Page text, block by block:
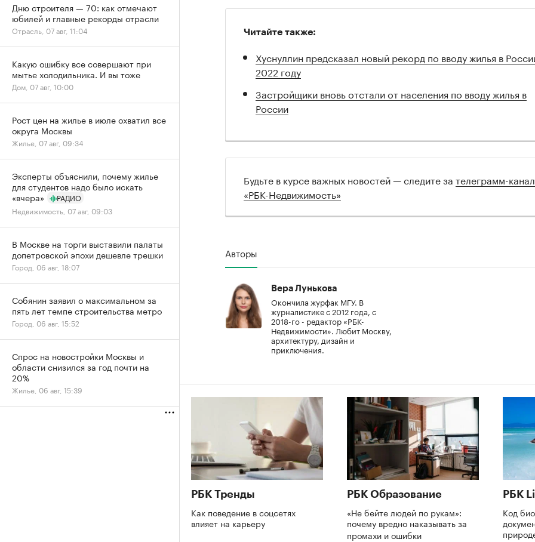
00:00
Читайте также:
Хуснуллин предсказал новый рекорд по вводу жилья в
2022 году
Застройщики вновь отстали от населения по вводу жилья в
России
Будьте в курсе важных новостей — следите за телеграмм-
«РБК-Недвижимость»
Авторы
Вера Лунькова
Окончила журфак МГУ. В
журналистике с 2012 года, с
2018-го - редактор «РБК-
Недвижимости». Любит Москву,
архитектуру, дизайн и
приключения.
РБК Тренды
Как поведение в соцсетях
влияет на карьеру
РБК Образование
«Не бейте людей по рукам»:
почему вредно наказывать за
промахи и ошибки
РБК
Код
Дню строителя — 70: как отмечают
юбилей и главные рекорды отрасли
Отрасль, 07 авг, 11:04
Какую ошибку все совершают при
мытье холодильника. И вы тоже
Дом, 07 авг, 10:00
Рост цен на жилье в июле охватил все
округа Москвы
Жилье, 07 авг, 09:34
Эксперты объяснили, почему жилье
для студентов надо было искать
«вчера»
РАДИО
Недвижимость, 07 авг, 09:03
В Москве на торги выставили палаты
допетровской эпохи дешевле трешки
Город, 06 авг, 18:07
Собянин заявил о максимальном за
пять лет темпе строительства метро
Город, 06 авг, 15:52
Спрос на новостройки Москвы и
области снизился за год почти на
20%
Жилье, 06 авг, 15:39